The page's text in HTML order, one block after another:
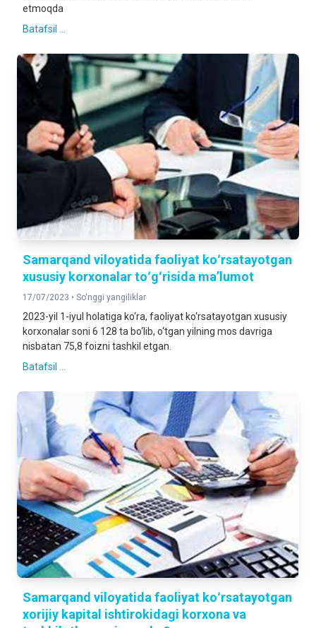
etmoqda
Batafsil ...
Samarqand viloyatida faoliyat koʻrsatayotgan
xususiy korxonalar toʻgʻrisida maʼlumot
17/07/2023 • So‘nggi yangiliklar
2023-yil 1-iyul holatiga ko‘ra, faoliyat ko‘rsatayotgan xususiy
korxonalar soni 6 128 ta bo‘lib, o‘tgan yilning mos davriga
nisbatan 75,8 foizni tashkil etgan.
Batafsil ...
Samarqand viloyatida faoliyat koʻrsatayotgan
xorijiy kapital ishtirokidagi korxona va